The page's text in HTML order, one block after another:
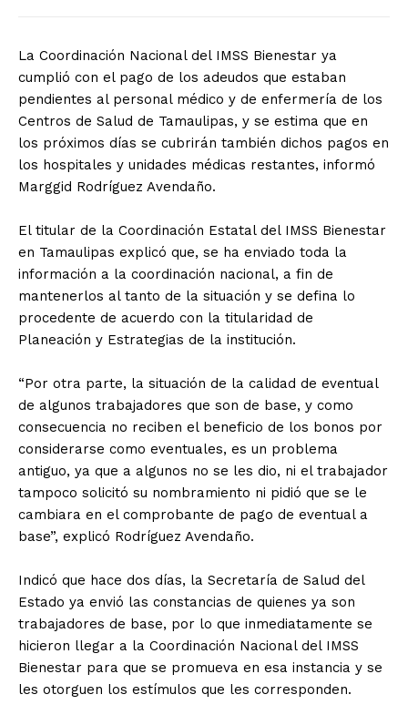
La Coordinación Nacional del IMSS Bienestar ya
cumplió con el pago de los adeudos que estaban
pendientes al personal médico y de enfermería de los
Centros de Salud de Tamaulipas, y se estima que en
los próximos días se cubrirán también dichos pagos en
los hospitales y unidades médicas restantes, informó
Marggid Rodríguez Avendaño.
El titular de la Coordinación Estatal del IMSS Bienestar
en Tamaulipas explicó que, se ha enviado toda la
información a la coordinación nacional, a fin de
mantenerlos al tanto de la situación y se defina lo
procedente de acuerdo con la titularidad de
Planeación y Estrategias de la institución.
“Por otra parte, la situación de la calidad de eventual
de algunos trabajadores que son de base, y como
consecuencia no reciben el beneficio de los bonos por
considerarse como eventuales, es un problema
antiguo, ya que a algunos no se les dio, ni el trabajador
tampoco solicitó su nombramiento ni pidió que se le
cambiara en el comprobante de pago de eventual a
base”, explicó Rodríguez Avendaño.
Indicó que hace dos días, la Secretaría de Salud del
Estado ya envió las constancias de quienes ya son
trabajadores de base, por lo que inmediatamente se
hicieron llegar a la Coordinación Nacional del IMSS
Bienestar para que se promueva en esa instancia y se
les otorguen los estímulos que les corresponden.